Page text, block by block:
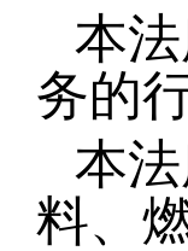
本
务的
本
料、